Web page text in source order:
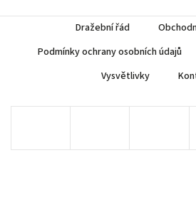
Dražební řád
Podmínky ochrany osobních údajů
Vysvětlivky